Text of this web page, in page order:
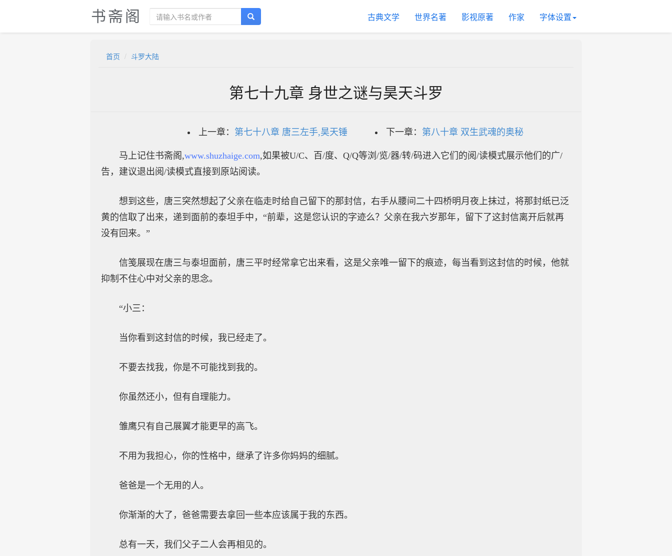
书斋阁 古典文学 世界名著 影视原著 作家 字体设置
首页 斗罗大陆
第七十九章 身世之谜与昊天斗罗
上一章： 第七十八章 唐三左手,昊天锤 下一章： 第八十章 双生武魂的奥秘
马上记住书斋阁,www.shuzhaige.com,如果被U/C、百/度、Q/Q等浏/览/器/转/码进入它们的阅/读模式展示他们的广/
告，建议退出阅/读模式直接到原站阅读。
想到这些，唐三突然想起了父亲在临走时给自己留下的那封信，右手从腰间二十四桥明月夜上抹过，将那封纸已泛
黄的信取了出来，递到面前的泰坦手中，“前辈，这是您认识的字迹么？父亲在我六岁那年，留下了这封信离开后就再
没有回来。”
信笺展现在唐三与泰坦面前，唐三平时经常拿它出来看，这是父亲唯一留下的痕迹，每当看到这封信的时候，他就
抑制不住心中对父亲的思念。
“小三：
当你看到这封信的时候，我已经走了。
不要去找我，你是不可能找到我的。
你虽然还小，但有自理能力。
雏鹰只有自己展翼才能更早的高飞。
不用为我担心，你的性格中，继承了许多你妈妈的细腻。
爸爸是一个无用的人。
你渐渐的大了，爸爸需要去拿回一些本应该属于我的东西。
总有一天，我们父子二人会再相见的。